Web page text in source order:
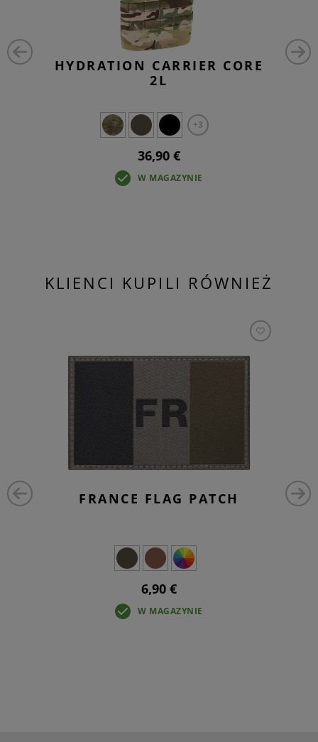
HYDRATION CARRIER CORE
2L
+3
36,90 €
W MAGAZYNIE
KLIENCI KUPILI RÓWNIEŻ
FRANCE FLAG PATCH
6,90 €
W MAGAZYNIE